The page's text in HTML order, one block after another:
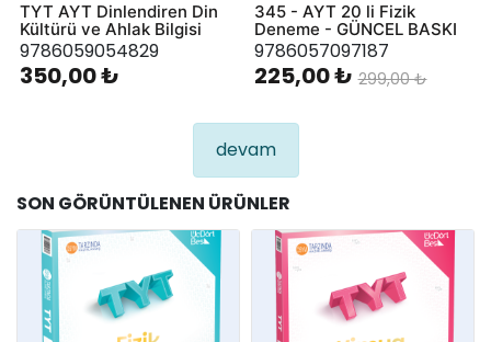
TYT AYT Dinlendiren Din
Kültürü ve Ahlak Bilgisi
9786059054829
350,00 ₺
345 - AYT 20 li Fizik
Deneme - GÜNCEL BASKI
9786057097187
225,00 ₺ 299,00 ₺
devam
SON GÖRÜNTÜLENEN ÜRÜNLER